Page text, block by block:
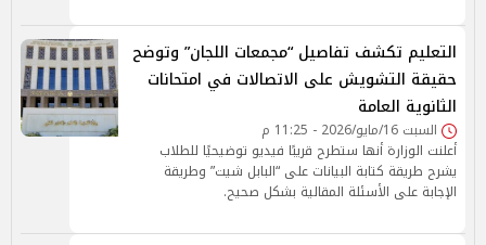
التعليم تكشف تفاصيل “مجمعات اللجان” وتوضح
حقيقة التشويش على الاتصالات في امتحانات
الثانوية العامة
السبت 16/مايو/2026 - 11:25 م
أعلنت الوزارة أنها ستطرح قريبًا فيديو توضيحيًا للطلاب
يشرح طريقة كتابة البيانات على “البابل شيت” وطريقة
الإجابة على الأسئلة المقالية بشكل صحيح.